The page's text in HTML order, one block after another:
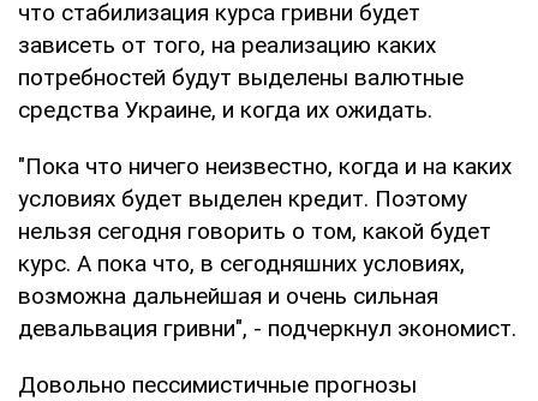
что стабилизация курса гривни будет
зависеть от того, на реализацию каких
потребностей будут выделены валютные
средства Украине, и когда их ожидать.
"Пока что ничего неизвестно, когда и на каких
условиях будет выделен кредит. Поэтому
нельзя сегодня говорить о том, какой будет
курс. А пока что, в сегодняшних условиях,
возможна дальнейшая и очень сильная
девальвация гривни", - подчеркнул экономист.
Довольно пессимистичные прогнозы